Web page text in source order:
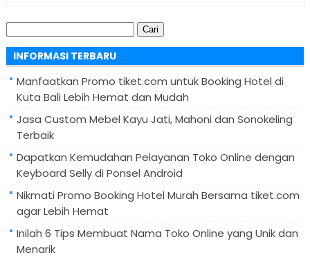
Cari
untuk:
INFORMASI TERBARU
Manfaatkan Promo tiket.com untuk Booking Hotel di
Kuta Bali Lebih Hemat dan Mudah
Jasa Custom Mebel Kayu Jati, Mahoni dan Sonokeling
Terbaik
Dapatkan Kemudahan Pelayanan Toko Online dengan
Keyboard Selly di Ponsel Android
Nikmati Promo Booking Hotel Murah Bersama tiket.com
agar Lebih Hemat
Inilah 6 Tips Membuat Nama Toko Online yang Unik dan
Menarik